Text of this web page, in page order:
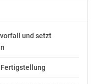
VERANTWORTUNG
und setzt